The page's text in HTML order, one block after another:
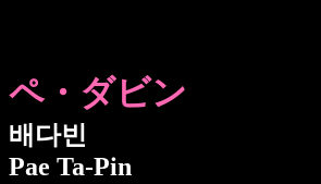
ペ・ダビン
배다빈
Pae Ta-Pin